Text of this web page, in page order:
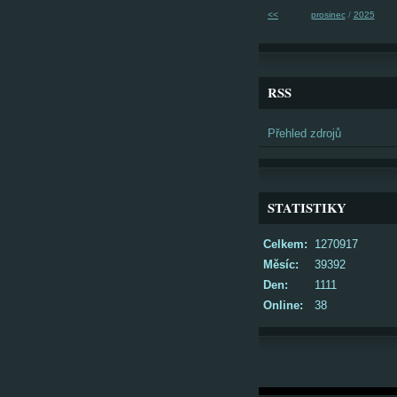
<< prosinec/ 2025
RSS
Přehled zdrojů
STATISTIKY
Online: 38
Celkem:
1270917
Měsíc:
39392
Den:
1111